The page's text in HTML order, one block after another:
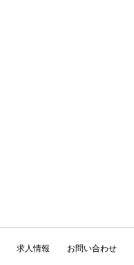
求人情報 お問い合わせ